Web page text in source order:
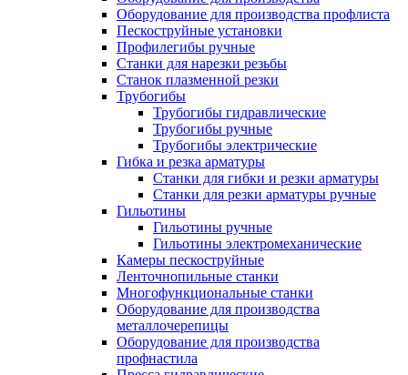
Оборудование для производства профлиста
Пескоструйные установки
Профилегибы ручные
Станки для нарезки резьбы
Станок плазменной резки
Трубогибы
Трубогибы гидравлические
Трубогибы ручные
Трубогибы электрические
Гибка и резка арматуры
Станки для гибки и резки арматуры
Станки для резки арматуры ручные
Гильотины
Гильотины ручные
Гильотины электромеханические
Камеры пескоструйные
Ленточнопильные станки
Многофункциональные станки
Оборудование для производства
металлочерепицы
Оборудование для производства
профнастила